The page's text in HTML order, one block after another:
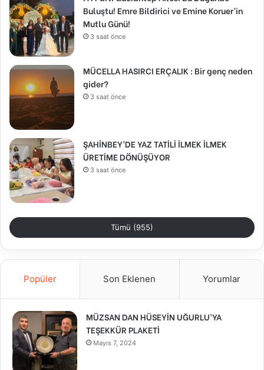
Buluştu! Emre Bildirici ve Emine Koruer’in
Mutlu Günü!
3 saat önce
MÜCELLA HASIRCI ERÇALIK : Bir genç neden
gider?
3 saat önce
ŞAHİNBEY’DE YAZ TATİLİ İLMEK İLMEK
ÜRETİME DÖNÜŞÜYOR
3 saat önce
Tümü (955)
Popüler Son Eklenen Yorumlar
MÜZSAN DAN HÜSEYİN UĞURLU’YA
TEŞEKKÜR PLAKETİ
Mayıs 7, 2024